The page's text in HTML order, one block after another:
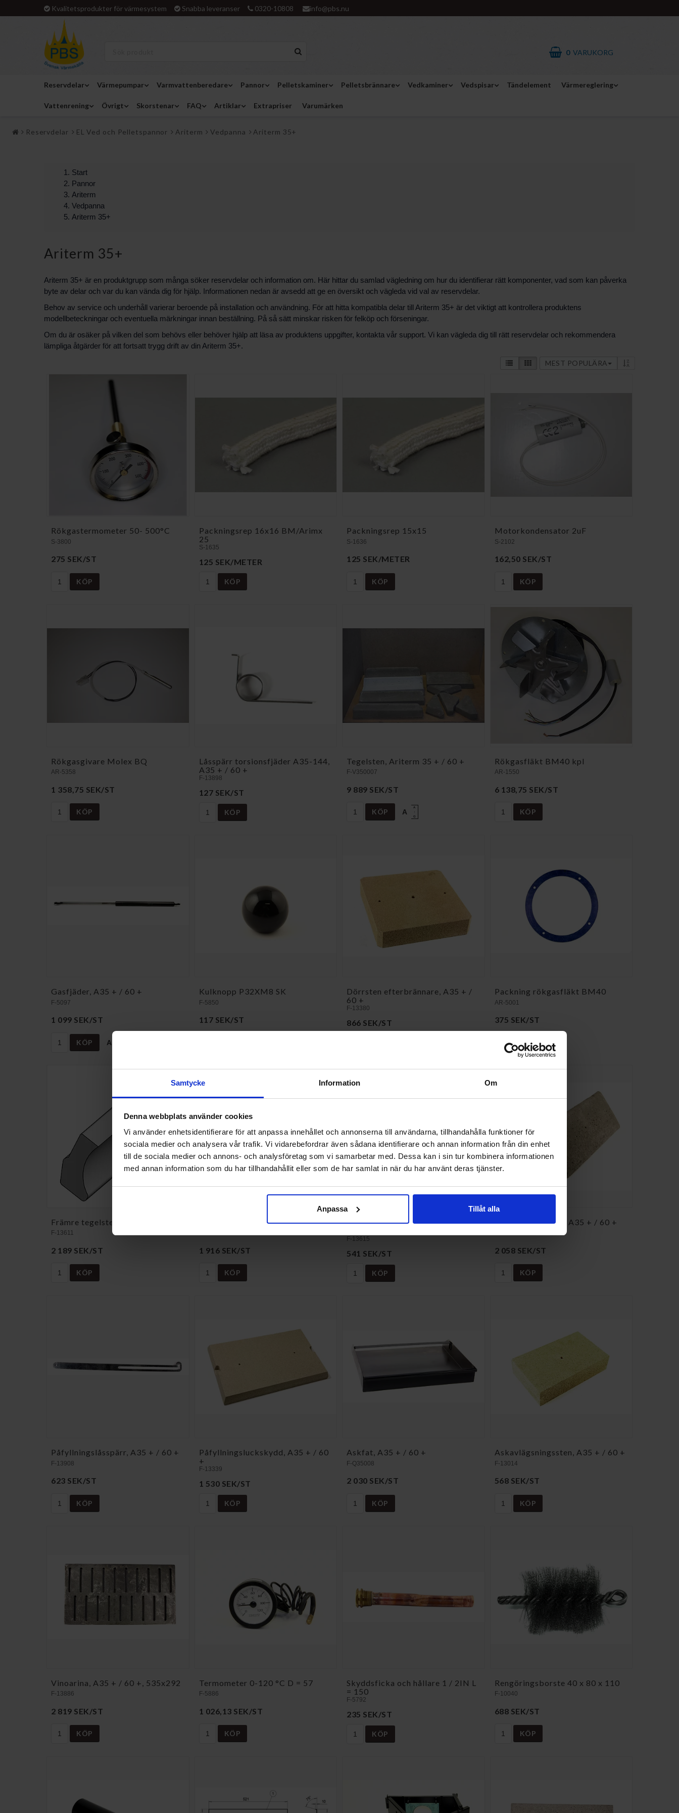
Samtycke Information Om
Denna webbplats använder cookies
Vi använder enhetsidentifierare för att anpassa innehållet och annonserna till användarna, tillhandahålla funktioner för
sociala medier och analysera vår trafik. Vi vidarebefordrar även sådana identifierare och annan information från din enhet
till de sociala medier och annons- och analysföretag som vi samarbetar med. Dessa kan i sin tur kombinera informationen
med annan information som du har tillhandahållit eller som de har samlat in när du har använt deras tjänster.
Anpassa Tillåt alla
Kvalitetsprodukter för värmesystem Snabba leveranser 0320-10808 info@pbs.nu
0 VARUKORG
Reservdelar Värmepumpar Varmvattenberedare Pannor Pelletskaminer Pelletsbrännare Vedkaminer Vedspisar Tändelement Värmereglering
Vattenrening Övrigt Skorstenar FAQ Artiklar Extrapriser Varumärken
Reservdelar EL Ved och Pelletspannor Ariterm Vedpanna Ariterm 35+
Start
Pannor
Ariterm
Vedpanna
Ariterm 35+
Ariterm 35+
Ariterm 35+ är en produktgrupp som många söker reservdelar och information om. Här hittar du samlad vägledning om hur du identifierar rätt komponenter, vad som kan påverka
byte av delar och var du kan vända dig för hjälp. Informationen nedan är avsedd att ge en översikt och vägleda vid val av reservdelar.
Behov av service och underhåll varierar beroende på installation och användning. För att hitta kompatibla delar till Ariterm 35+ är det viktigt att kontrollera produktens
modellbeteckningar och eventuella märkningar innan beställning. På så sätt minskar risken för felköp och förseningar.
Om du är osäker på vilken del som behövs eller behöver hjälp att läsa av produktens uppgifter, kontakta vår support. Vi kan vägleda dig till rätt reservdelar och rekommendera
lämpliga åtgärder för att fortsatt trygg drift av din Ariterm 35+.
MEST POPULÄRA
Rökgastermometer 50- 500°C
S-3800
275 SEK/ST
KÖP
Packningsrep 16x16 BM/Arimx
25
S-1635
125 SEK/METER
KÖP
Packningsrep 15x15
S-1636
125 SEK/METER
KÖP
Motorkondensator 2uF
S-2102
162,50 SEK/ST
KÖP
Rökgasgivare Molex BQ
AR-5358
1 358,75 SEK/ST
KÖP
Låsspärr torsionsfjäder A35-144,
A35 + / 60 +
F-13898
127 SEK/ST
KÖP
Tegelsten, Ariterm 35 + / 60 +
F-V350007
9 889 SEK/ST
KÖP A
A
G
Rökgasfläkt BM40 kpl
AR-1550
6 138,75 SEK/ST
KÖP
Gasfjäder, A35 + / 60 +
F-5097
1 099 SEK/ST
KÖP A
Kulknopp P32XM8 SK
F-5850
117 SEK/ST
Dörrsten efterbrännare, A35 + /
60 +
F-13380
866 SEK/ST
Packning rökgasfläkt BM40
AR-5001
375 SEK/ST
KÖP
Främre tegelsten A35 + / 60 +
F-13611
2 189 SEK/ST
KÖP
Främre tegel övre A35 + / 60 +
1 916 SEK/ST
KÖP
Sidotegel uppe till vänster, A35 +
F-13615
541 SEK/ST
KÖP
Bakre tegelplatta, A35 + / 60 +
2 058 SEK/ST
KÖP
Påfyllningslåsspärr, A35 + / 60 +
F-13908
623 SEK/ST
KÖP
Påfyllningsluckskydd, A35 + / 60
+
F-13339
1 530 SEK/ST
KÖP
Askfat, A35 + / 60 +
F-Q35008
2 030 SEK/ST
KÖP
Askavlägsningssten, A35 + / 60 +
F-13014
568 SEK/ST
KÖP
Vinoarina, A35 + / 60 +, 535x292
F-13886
2 819 SEK/ST
KÖP
Termometer 0-120 °C D = 57
F-5886
1 026,13 SEK/ST
KÖP
Skyddsficka och hållare 1 / 2IN L
= 150
F-5792
235 SEK/ST
KÖP
Rengöringsborste 40 x 80 x 110
F-10040
688 SEK/ST
KÖP